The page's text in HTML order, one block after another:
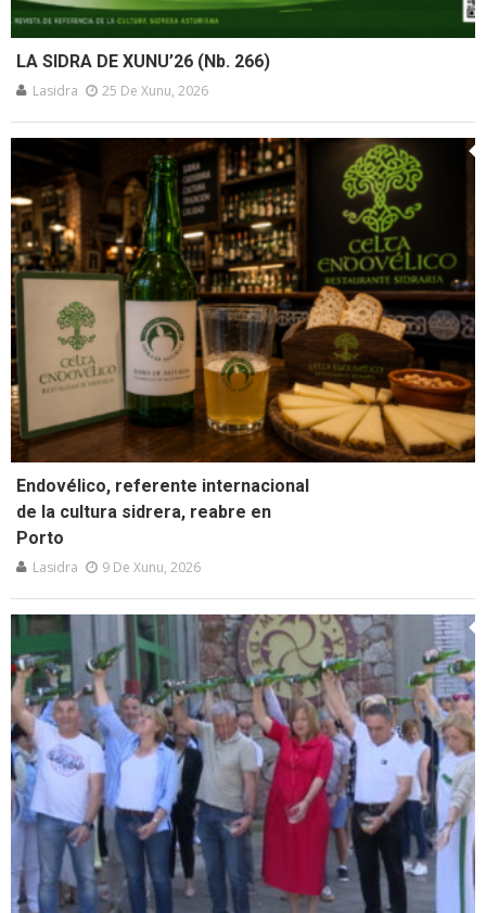
LA SIDRA DE XUNU’26 (Nb. 266)
Lasidra 25 De Xunu, 2026
Endovélico, referente internacional
de la cultura sidrera, reabre en
Porto
Lasidra 9 De Xunu, 2026